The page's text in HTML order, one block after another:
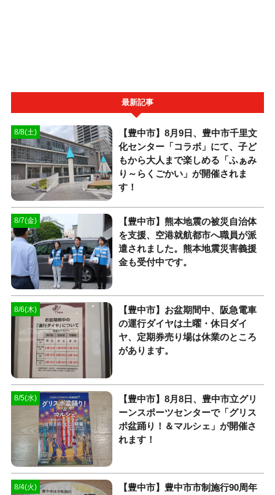
最新記事
8/8(土)
【豊中市】8月9日、豊中市千里文
化センター「コラボ」にて、子ど
もから大人まで楽しめる「ふぁみ
り～らくごかい」が開催されま
す！
8/7(金)
【豊中市】熊本地震の被災自治体
を支援、空港就航都市へ職員が派
遣されました。熊本地震災害義援
金も受付中です。
8/6(木)
【豊中市】お盆期間中、阪急電車
の運行ダイヤは土曜・休日ダイ
ヤ、定期券売り場は休業のところ
があります。
8/5(水)
【豊中市】8月8日、豊中市立グリ
ーンスポーツセンターで「グリス
ポ盆踊り！＆マルシェ」が開催さ
れます！
8/4(火)
【豊中市】豊中市市制施行90周年